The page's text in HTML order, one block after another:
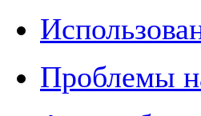
Проблемы